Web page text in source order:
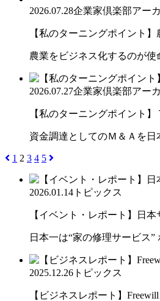
2026.07.28企業家倶楽部アー
【私のターニングポイント
農業をビジネス化するのが使
2026.07.27企業家倶楽部アー
【私のターニングポイント
資金調達としてのＭ＆Ａを日
1 2 3 4 5
2026.01.14 トピックス
【イベント・レポート】日
日本一は“家の修理サービス”
2025.12.26 トピックス
【ビジネスレポート】